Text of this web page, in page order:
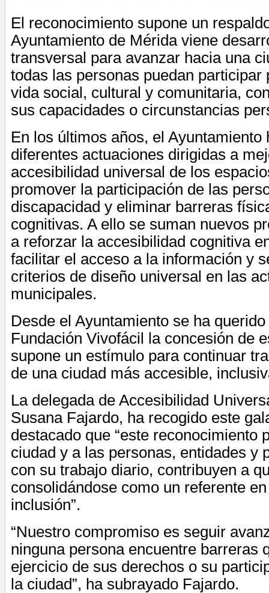
El reconocimiento supone un
Ayuntamiento de Mérida viene
transversal para avanzar hacia una
todas las personas puedan participar
vida social, cultural y comunitaria,
sus capacidades o circunstancias
En los últimos años, el Ayuntamiento
diferentes actuaciones dirigidas a
accesibilidad universal de los
promover la participación de las
discapacidad y eliminar barreras
cognitivas. A ello se suman nuevos
a reforzar la accesibilidad cognitiva
facilitar el acceso a la información y
criterios de diseño universal en las
municipales.
Desde el Ayuntamiento se ha
Fundación Vivofácil la concesión de
supone un estímulo para continuar
de una ciudad más accesible,
La delegada de Accesibilidad
Susana Fajardo, ha recogido este
destacado que “este reconocimiento
ciudad y a las personas, entidades y
con su trabajo diario, contribuyen a
consolidándose como un referente
inclusión”.
“Nuestro compromiso es seguir
ninguna persona encuentre barreras
ejercicio de sus derechos o su
la ciudad”, ha subrayado Fajardo.